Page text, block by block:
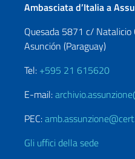
Ambasciata d’Italia a
Quesada 5871 c/
Asunción (Paraguay)
Tel: +595 21 615620
E-mail:
PEC:
Gli uffici della sede